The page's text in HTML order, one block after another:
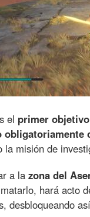
el primer objetivo
la misión de
a la zona del
hará acto
desbloqueando